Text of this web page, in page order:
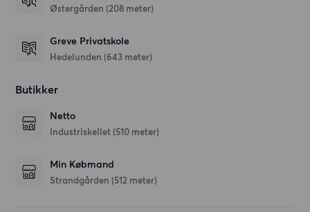
Østergården (208 meter)
Greve Privatskole
Hedelunden (643 meter)
Butikker
Netto
Industriskellet (510 meter)
Min Købmand
Strandgården (512 meter)